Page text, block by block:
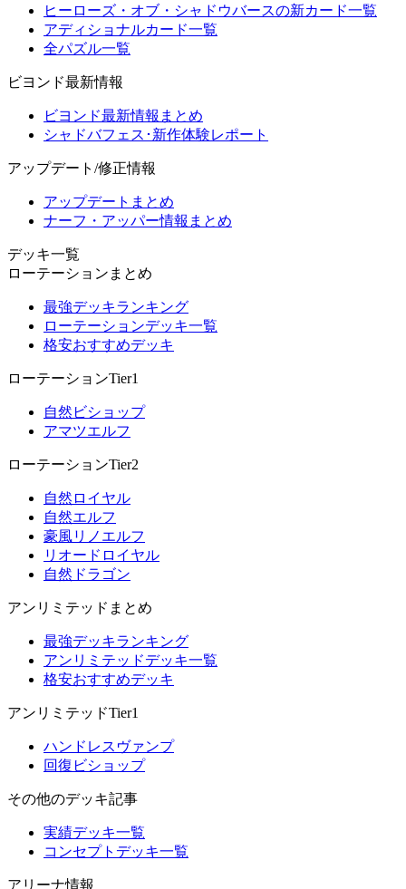
ヒーローズ・オブ・シャドウバースの新カード一覧
アディショナルカード一覧
全パズル一覧
ビヨンド最新情報
ビヨンド最新情報まとめ
シャドバフェス･新作体験レポート
アップデート/修正情報
アップデートまとめ
ナーフ・アッパー情報まとめ
デッキ一覧
ローテーションまとめ
最強デッキランキング
ローテーションデッキ一覧
格安おすすめデッキ
ローテーションTier1
自然ビショップ
アマツエルフ
ローテーションTier2
自然ロイヤル
自然エルフ
豪風リノエルフ
リオードロイヤル
自然ドラゴン
アンリミテッドまとめ
最強デッキランキング
アンリミテッドデッキ一覧
格安おすすめデッキ
アンリミテッドTier1
ハンドレスヴァンプ
回復ビショップ
その他のデッキ記事
実績デッキ一覧
コンセプトデッキ一覧
アリーナ情報